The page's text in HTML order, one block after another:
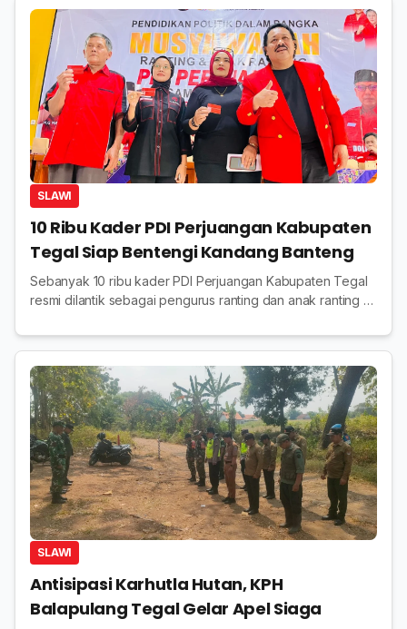
SLAWI
10 Ribu Kader PDI Perjuangan Kabupaten
Tegal Siap Bentengi Kandang Banteng
Sebanyak 10 ribu kader PDI Perjuangan Kabupaten Tegal
resmi dilantik sebagai pengurus ranting dan anak ranting di
menghadapi Pemilu 2029.
SLAWI
Antisipasi Karhutla Hutan, KPH
Balapulang Tegal Gelar Apel Siaga